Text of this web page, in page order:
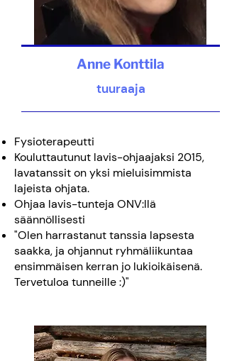
Anne Konttila
tuuraaja
Fysioterapeutti
Kouluttautunut lavis-ohjaajaksi 2015,
lavatanssit on yksi mieluisimmista
lajeista ohjata.
Ohjaa lavis-tunteja ONV:llä
säännöllisesti
"Olen harrastanut tanssia lapsesta
saakka, ja ohjannut ryhmäliikuntaa
ensimmäisen kerran jo lukioikäisenä.
Tervetuloa tunneille :)"